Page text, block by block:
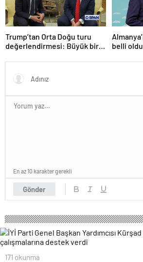
Trump’tan Orta Doğu turu
değerlendirmesi: Büyük bir
belli oldu
Gönder
En az 10 karakter gerekli
171 okunma